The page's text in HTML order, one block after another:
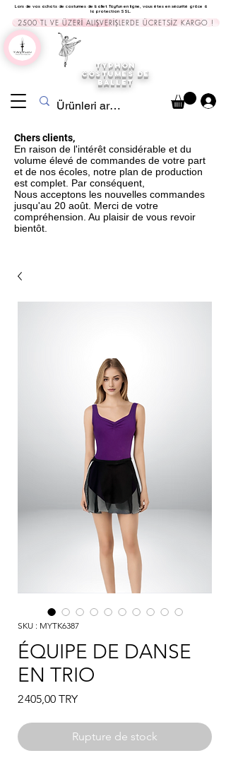
Lors de vos achats de costumes de ballet Tayfun en ligne, vous êtes en sécurité grâce à
la protection SSL.
2500 TL VE ÜZERİ ALIŞVERİŞLERDE ÜCRETSİZ KARGO !
TYPHON
COSTUMES DE
BALLET
Chers clients,
En raison de l'intérêt considérable et du
volume élevé de commandes de votre part
et de nos écoles, notre plan de production
est complet. Par conséquent,
Nous acceptons les nouvelles commandes
jusqu'au 20 août. Merci de votre
compréhension. Au plaisir de vous revoir
bientôt.
SKU : MYTK6387
ÉQUIPE DE DANSE
EN TRIO
2 405,00 TRYPrix
Rupture de stock